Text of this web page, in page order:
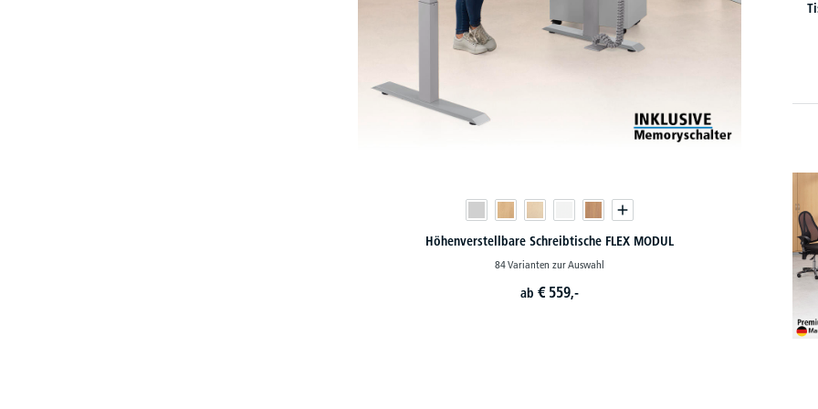
Höhenverstellbare Schreibtische FLEX MODUL
84 Varianten zur Auswahl
ab € 559,-